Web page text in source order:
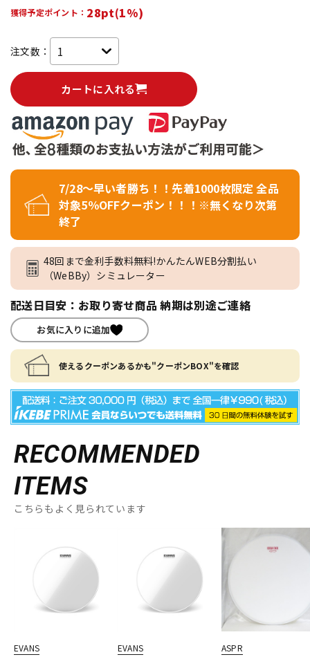
獲得予定ポイント： 28pt(1%)
注文数：
カートに入れる
7/28～早い者勝ち！！先着1000枚限定 全品
対象5％OFFクーポン！！！※無くなり次第
終了
48回まで金利手数料無料!かんたんWEB分割払い
（WeBBy）シミュレーター
配送日目安：お取り寄せ商品 納期は別途ご連絡
お気に入りに追加
使えるクーポンあるかも"クーポンBOX"を確認
RECOMMENDED
ITEMS
こちらもよく見られています
EVANS
EVANS
ASPR